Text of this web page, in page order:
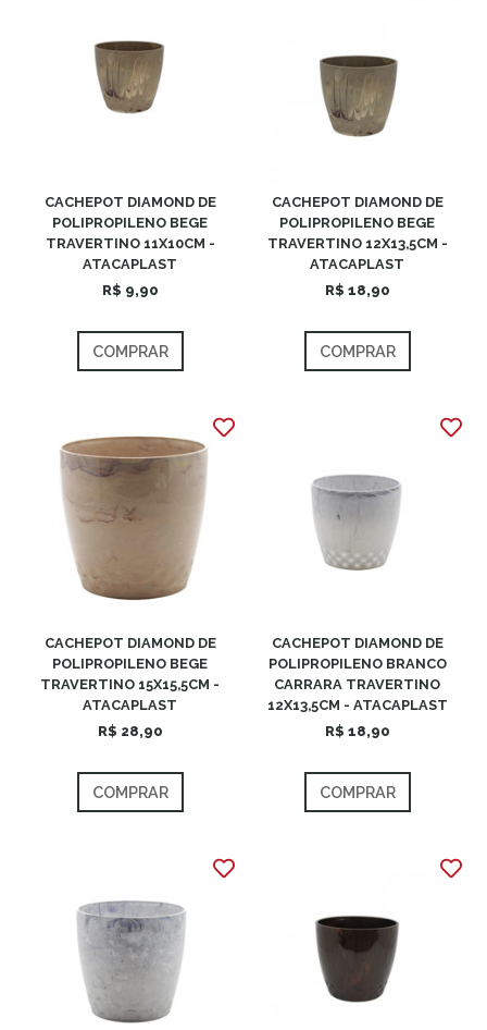
CACHEPOT DIAMOND DE
POLIPROPILENO BEGE
TRAVERTINO 11X10CM -
ATACAPLAST
R$ 9,90
COMPRAR
CACHEPOT DIAMOND DE
POLIPROPILENO BEGE
TRAVERTINO 12X13,5CM -
ATACAPLAST
R$ 18,90
COMPRAR
CACHEPOT DIAMOND DE
POLIPROPILENO BEGE
TRAVERTINO 15X15,5CM -
ATACAPLAST
R$ 28,90
COMPRAR
CACHEPOT DIAMOND DE
POLIPROPILENO BRANCO
CARRARA TRAVERTINO
12X13,5CM - ATACAPLAST
R$ 18,90
COMPRAR